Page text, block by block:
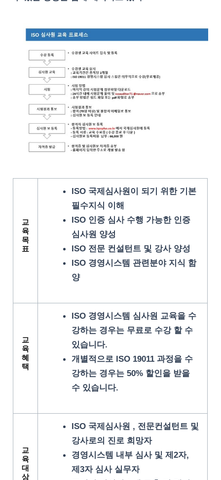
교
육
목
표
ISO 국제심사원이 되기 위한 기본
필수지식 이해
ISO 인증 심사 수행 가능한 인증
심사원 양성
ISO 전문 컨설턴트 및 강사 양성
ISO 경영시스템 관련분야 지식 함
양
교
육
혜
택
ISO 경영시스템 심사원 교육을 수
강하는 경우는 무료로 수강 할 수
있습니다.
개별적으로 ISO 19011 과정을 수
강하는 경우는 50% 할인을 받을
수 있습니다.
교
육
대
상
ISO 국제심사원 , 전문컨설턴트 및
강사로의 진로 희망자
경영시스템 내부 심사 및 제2자,
제3자 심사 실무자